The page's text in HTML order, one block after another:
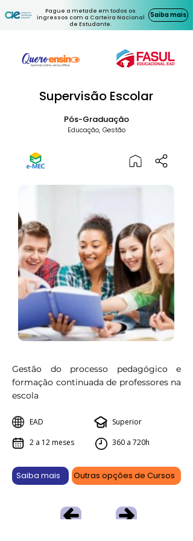
Pague a metade em todos os
ingressos com a Carteira Nacional
de Estudante.
Saiba mais
Supervisão Escolar
Pós-Graduação
Educação, Gestão
Gestão do processo pedagógico e
formação continuada de professores na
escola
EAD
2 a 12 meses
Superior
360 a 720h
Saiba mais Outras opções de Cursos